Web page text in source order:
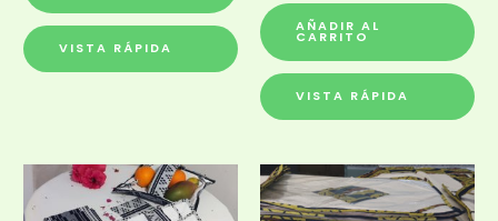
VISTA RÁPIDA
AÑADIR AL
CARRITO
VISTA RÁPIDA